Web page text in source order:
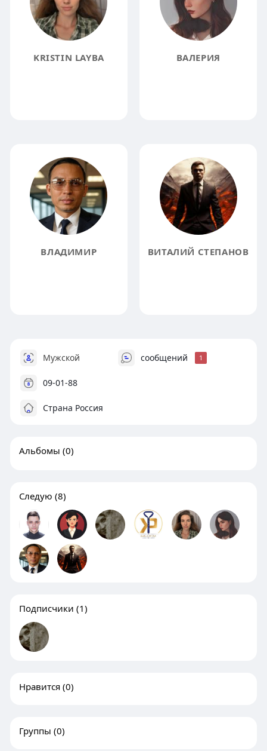
KRISTIN LAYBA ВАЛЕРИЯ
ВЛАДИМИР ВИТАЛИЙ СТЕПАНОВ
Мужской сообщений 1
09-01-88
Страна Россия
Альбомы (0)
Следую (8)
Подписчики (1)
Нравится (0)
Группы (0)